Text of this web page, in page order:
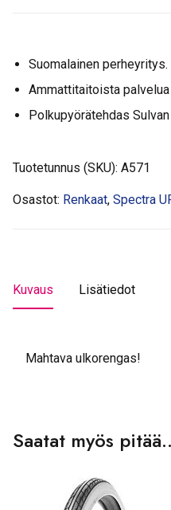
määräSuomalainen perheyritys.
Ammattitaitoista
Polkupyörätehdas
Tuotetunnus (SKU): A571
Osastot: Renkaat, Spectra
Kuvaus Lisätiedot
Mahtava ulkorengas!
Saatat myös